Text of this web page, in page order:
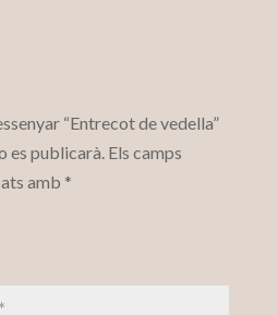
“Entrecot de vedella”
es publicarà. Els camps
amb *